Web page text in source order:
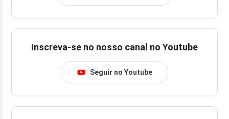
Inscreva-se no nosso canal no Youtube
Seguir no Youtube